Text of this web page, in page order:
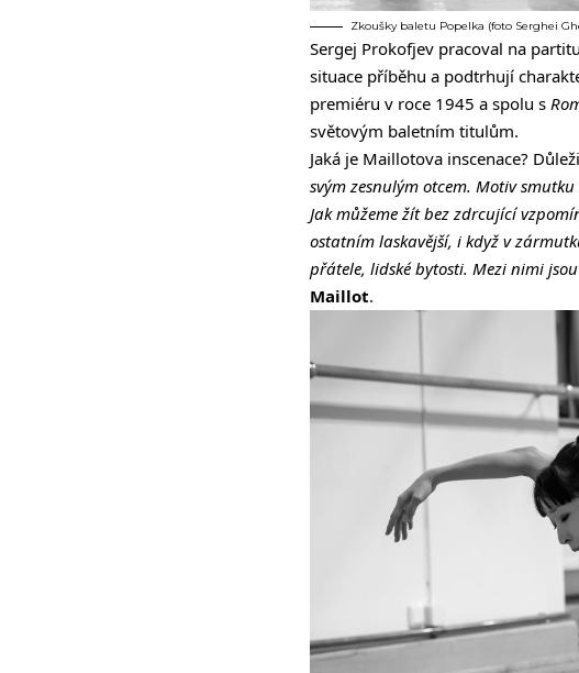
Zkoušky baletu Popelka (foto Serghei
Sergej Prokofjev pracoval na
situace příběhu a podtrhují
premiéru v roce 1945 a spolu s
světovým baletním titulům.
Jaká je Maillotova inscenace?
svým zesnulým otcem. Motiv
Jak můžeme žít bez zdrcující
ostatním laskavější, i když v
přátele, lidské bytosti. Mezi nimi
Maillot.